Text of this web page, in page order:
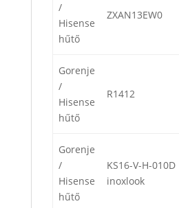
/
Hisense
hűtő
ZXAN13EW0
Gorenje
/
Hisense
hűtő
R1412
Gorenje
/
Hisense
hűtő
KS16-V-H-010D
inoxlook